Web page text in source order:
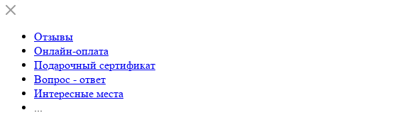
Отзывы
Онлайн-оплата
Подарочный сертификат
Вопрос - ответ
Интересные места
...